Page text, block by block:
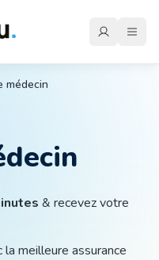
médecin
& recevez votre
la meilleure assurance